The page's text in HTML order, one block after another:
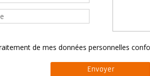
de mes données personnelles